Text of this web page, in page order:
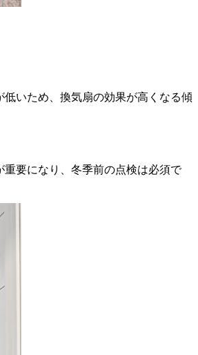
いため、換気扇の効果が高くなる傾
要になり、冬季前の点検は必須で